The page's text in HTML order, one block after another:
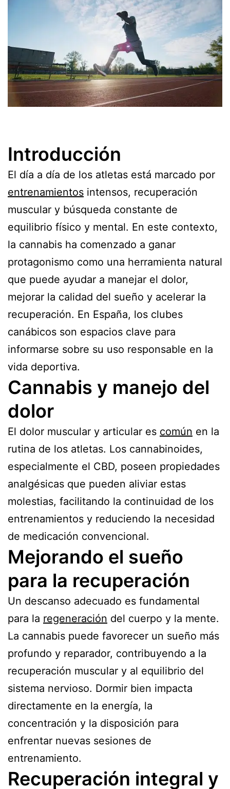
Introducción
El día a día de los atletas está marcado por
entrenamientos intensos, recuperación
muscular y búsqueda constante de
equilibrio físico y mental. En este contexto,
la cannabis ha comenzado a ganar
protagonismo como una herramienta natural
que puede ayudar a manejar el dolor,
mejorar la calidad del sueño y acelerar la
recuperación. En España, los clubes
canábicos son espacios clave para
informarse sobre su uso responsable en la
vida deportiva.
Cannabis y manejo del
dolor
El dolor muscular y articular es común en la
rutina de los atletas. Los cannabinoides,
especialmente el CBD, poseen propiedades
analgésicas que pueden aliviar estas
molestias, facilitando la continuidad de los
entrenamientos y reduciendo la necesidad
de medicación convencional.
Mejorando el sueño
para la recuperación
Un descanso adecuado es fundamental
para la regeneración del cuerpo y la mente.
La cannabis puede favorecer un sueño más
profundo y reparador, contribuyendo a la
recuperación muscular y al equilibrio del
sistema nervioso. Dormir bien impacta
directamente en la energía, la
concentración y la disposición para
enfrentar nuevas sesiones de
entrenamiento.
Recuperación integral y